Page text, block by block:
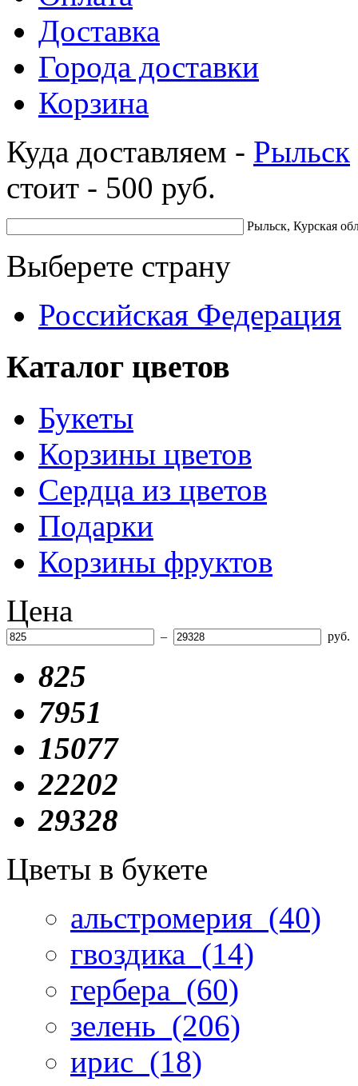
Доставка
Города доставки
Корзина
Куда доставляем - Рыльск
стоит - 500 руб.
Рыльск, Курская
Выберете страну
Российская Федерация
Каталог цветов
Букеты
Корзины цветов
Сердца из цветов
Подарки
Корзины фруктов
Цена
– руб.
825
7951
15077
22202
29328
Цветы в букете
альстромерия (40)
гвоздика (14)
гербера (60)
зелень (206)
ирис (18)